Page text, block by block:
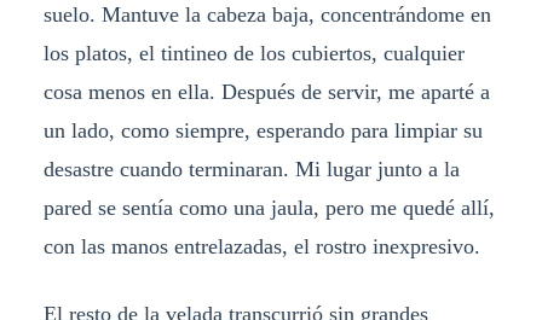
suelo. Mantuve la cabeza baja, concentrándome en
los platos, el tintineo de los cubiertos, cualquier
cosa menos en ella. Después de servir, me aparté a
un lado, como siempre, esperando para limpiar su
desastre cuando terminaran. Mi lugar junto a la
pared se sentía como una jaula, pero me quedé allí,
con las manos entrelazadas, el rostro inexpresivo.
El resto de la velada transcurrió sin grandes